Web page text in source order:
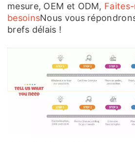
mesure, OEM et ODM,
besoinsNous vous
brefs délais !